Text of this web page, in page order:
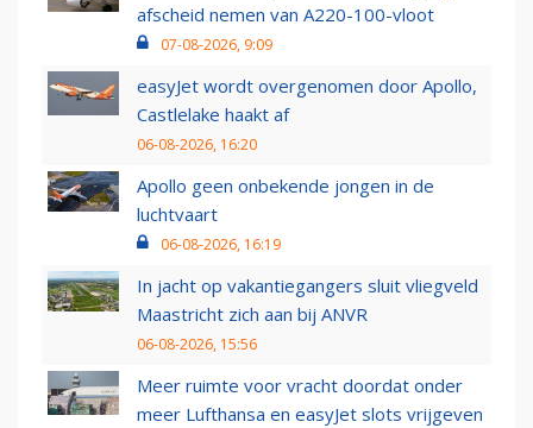
afscheid nemen van A220-100-vloot
07-08-2026, 9:09
easyJet wordt overgenomen door Apollo,
Castlelake haakt af
06-08-2026, 16:20
Apollo geen onbekende jongen in de
luchtvaart
06-08-2026, 16:19
In jacht op vakantiegangers sluit vliegveld
Maastricht zich aan bij ANVR
06-08-2026, 15:56
Meer ruimte voor vracht doordat onder
meer Lufthansa en easyJet slots vrijgeven